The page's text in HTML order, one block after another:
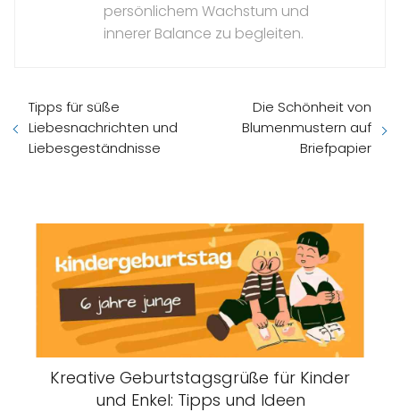
persönlichem Wachstum und
innerer Balance zu begleiten.
Tipps für süße
Liebesnachrichten und
Liebesgeständnisse
Die Schönheit von
Blumenmustern auf
Briefpapier
Kreative Geburtstagsgrüße für Kinder
und Enkel: Tipps und Ideen